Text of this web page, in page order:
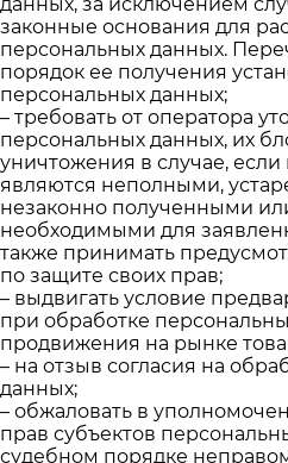
законные основания для
персональных данных.
порядок ее получения
персональных данных;
– требовать от оператора
персональных данных, их
уничтожения в случае,
являются неполными,
незаконно полученными
необходимыми для
также принимать
по защите своих прав;
– выдвигать условие
при обработке
продвижения на рынке
– на отзыв согласия на
данных;
– обжаловать в
прав субъектов
судебном порядке